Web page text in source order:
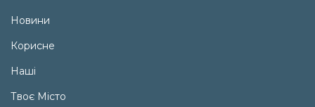
Новини
Корисне
Наші
Твоє Місто